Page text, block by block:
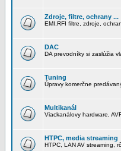
Zdroje, filtre, ochrany ...
EMI,RFI filtre, zdroje,
DAC
DA prevodníky si zaslúžia
Tuning
Úpravy komerčne
Multikanál
Viackanálovy hardware,
HTPC, media streaming
HTPC, LAN AV streaming,